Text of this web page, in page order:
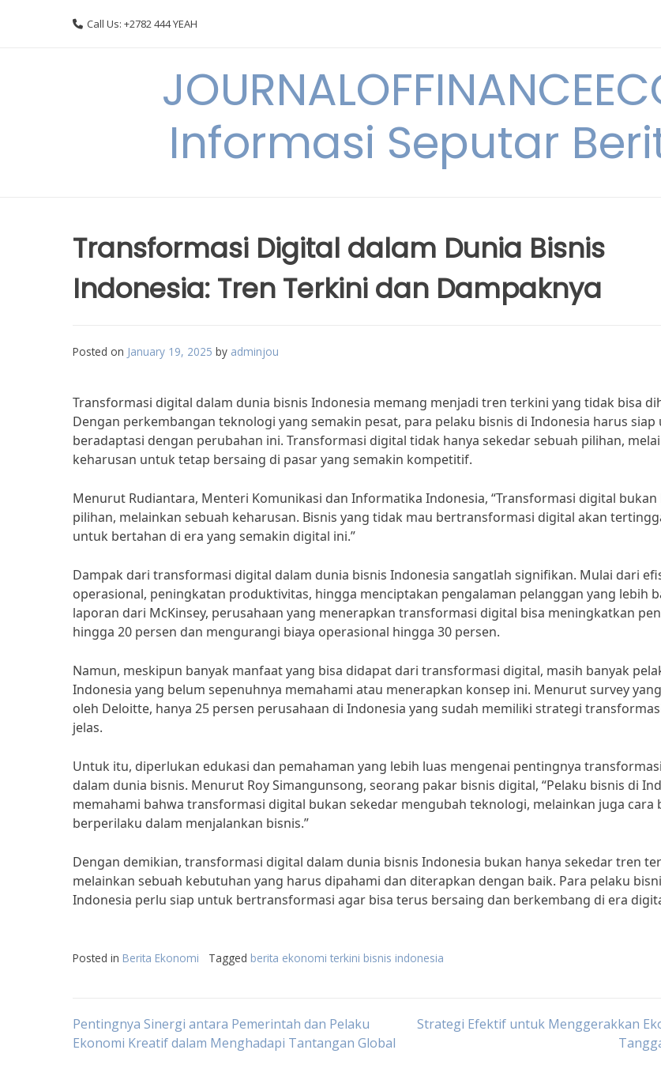
Call Us: +2782 444 YEAH
Informasi Seputar
Transformasi Digital dalam Dunia Bisnis
Indonesia: Tren Terkini dan Dampaknya
Posted on January 19, 2025 by adminjou
Transformasi digital dalam dunia bisnis Indonesia memang menjadi tren terkini yang tidak bisa
Dengan perkembangan teknologi yang semakin pesat, para pelaku bisnis di Indonesia harus siap
beradaptasi dengan perubahan ini. Transformasi digital tidak hanya sekedar sebuah pilihan,
keharusan untuk tetap bersaing di pasar yang semakin kompetitif.
Menurut Rudiantara, Menteri Komunikasi dan Informatika Indonesia, “Transformasi digital bukan
pilihan, melainkan sebuah keharusan. Bisnis yang tidak mau bertransformasi digital akan
untuk bertahan di era yang semakin digital ini.”
Dampak dari transformasi digital dalam dunia bisnis Indonesia sangatlah signifikan. Mulai dari
operasional, peningkatan produktivitas, hingga menciptakan pengalaman pelanggan yang lebih
laporan dari McKinsey, perusahaan yang menerapkan transformasi digital bisa meningkatkan
hingga 20 persen dan mengurangi biaya operasional hingga 30 persen.
Namun, meskipun banyak manfaat yang bisa didapat dari transformasi digital, masih banyak
Indonesia yang belum sepenuhnya memahami atau menerapkan konsep ini. Menurut survey
oleh Deloitte, hanya 25 persen perusahaan di Indonesia yang sudah memiliki strategi
jelas.
Untuk itu, diperlukan edukasi dan pemahaman yang lebih luas mengenai pentingnya
dalam dunia bisnis. Menurut Roy Simangunsong, seorang pakar bisnis digital, “Pelaku bisnis di
memahami bahwa transformasi digital bukan sekedar mengubah teknologi, melainkan juga cara
berperilaku dalam menjalankan bisnis.”
Dengan demikian, transformasi digital dalam dunia bisnis Indonesia bukan hanya sekedar tren
melainkan sebuah kebutuhan yang harus dipahami dan diterapkan dengan baik. Para pelaku
Indonesia perlu siap untuk bertransformasi agar bisa terus bersaing dan berkembang di era
Posted in Berita Ekonomi Tagged berita ekonomi terkini bisnis indonesia
Post
Pentingnya Sinergi antara Pemerintah dan Pelaku
Ekonomi Kreatif dalam Menghadapi Tantangan Global
Strategi Efektif untuk Menggerakkan